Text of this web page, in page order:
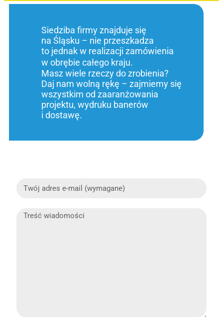
Siedziba firmy znajduje się
na Śląsku – nie przeszkadza
to jednak w realizacji zamówienia
w obrębie całego kraju.
Masz wiele rzeczy do zrobienia?
Daj nam wolną rękę – zajmiemy się
wszystkim od zaaranżowania
projektu, wydruku banerów
i dostawę.